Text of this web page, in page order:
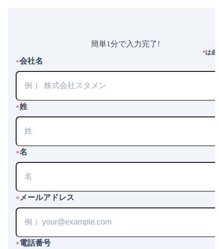
簡単1分で入力完了!
*は必
*会社名
*姓
*名
* メールアドレス
*電話番号